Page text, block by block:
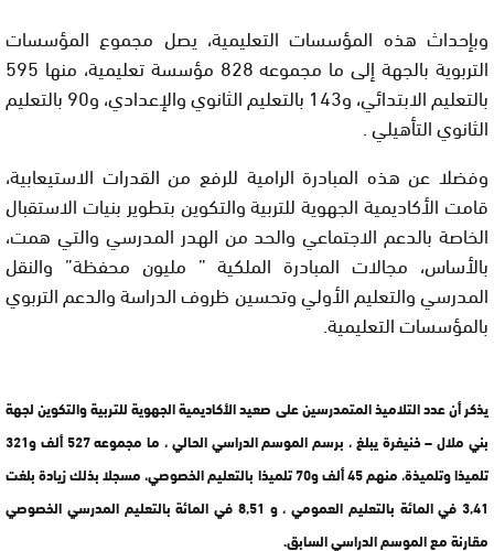
وبإحداث هذه المؤسسات التعليمية، يصل مجموع المؤسسات
التربوية بالجهة إلى ما مجموعه 828 مؤسسة تعليمية، منها 595
بالتعليم الابتدائي، و143 بالتعليم الثانوي والإعدادي، و90 بالتعليم
الثانوي التأهيلي .
وفضلا عن هذه المبادرة الرامية للرفع من القدرات الاستيعابية،
قامت الأكاديمية الجهوية للتربية والتكوين بتطوير بنيات الاستقبال
الخاصة بالدعم الاجتماعي والحد من الهدر المدرسي والتي همت،
بالأساس، مجالات المبادرة الملكية ” مليون محفظة” والنقل
المدرسي والتعليم الأولي وتحسين ظروف الدراسة والدعم التربوي
بالمؤسسات التعليمية.
يذكر أن عدد التلاميذ المتمدرسين على صعيد الأكاديمية الجهوية للتربية والتكوين لجهة
بني ملال – خنيفرة يبلغ ، برسم الموسم الدراسي الحالي ، ما مجموعه 527 ألف و321
تلميذا وتلميذة، منهم 45 ألف و70 تلميذا بالتعليم الخصوصي، مسجلا بذلك زيادة بلغت
3,41 في المائة بالتعليم العمومي ، و 8,51 في المائة بالتعليم المدرسي الخصوصي
مقارنة مع الموسم الدراسي السابق.